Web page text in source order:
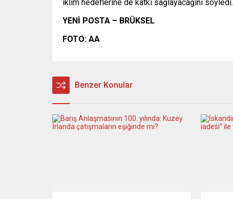
iklim hedeflerine de katkı sağlayacağını söyledi.
YENİ POSTA – BRÜKSEL
FOTO: AA
Benzer Konular